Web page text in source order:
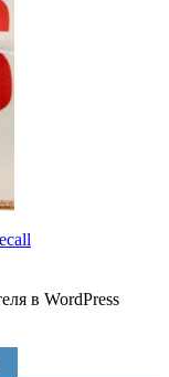
в WordPress